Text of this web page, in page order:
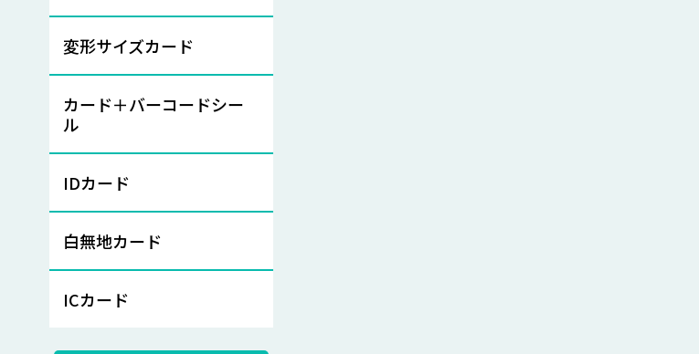
変形サイズカード
カード＋バーコードシー
ル
IDカード
白無地カード
ICカード